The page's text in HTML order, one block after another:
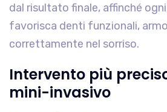
dal risultato finale, affinché
favorisca denti funzionali,
correttamente nel sorriso.
Intervento più
mini-invasivo